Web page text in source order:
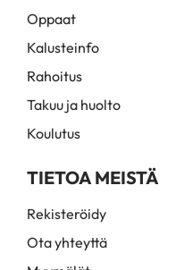
Oppaat
Kalusteinfo
Rahoitus
Takuu ja huolto
Koulutus
TIETOA MEISTÄ
Rekisteröidy
Ota yhteyttä